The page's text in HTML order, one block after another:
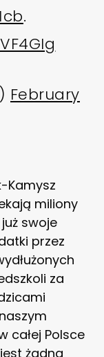
.
February
Kamysz
miliony
swoje
przez
za
całej Polsce
żadna